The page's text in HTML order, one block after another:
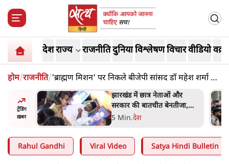
देशराज्य राजनीतिदुनियाविश्लेषणविचारवीडियो
होम/राजनीति/'ब्राह्मण मिशन' पर निकले बीजेपी सांसद डॉ महेश शर्मा को
दुल्हेरा गांव से भगाया गया
ट्रेंडिंग
ख़बर
राहुल गांधी के जेन ज़ी इवेंट 'छात्रों
की गूंज' को शर्तों के साथ मंज़ूरी
देना पड़ा
5 Min.देश
Rahul Gandhi Viral Video Satya Hindi Bulletin